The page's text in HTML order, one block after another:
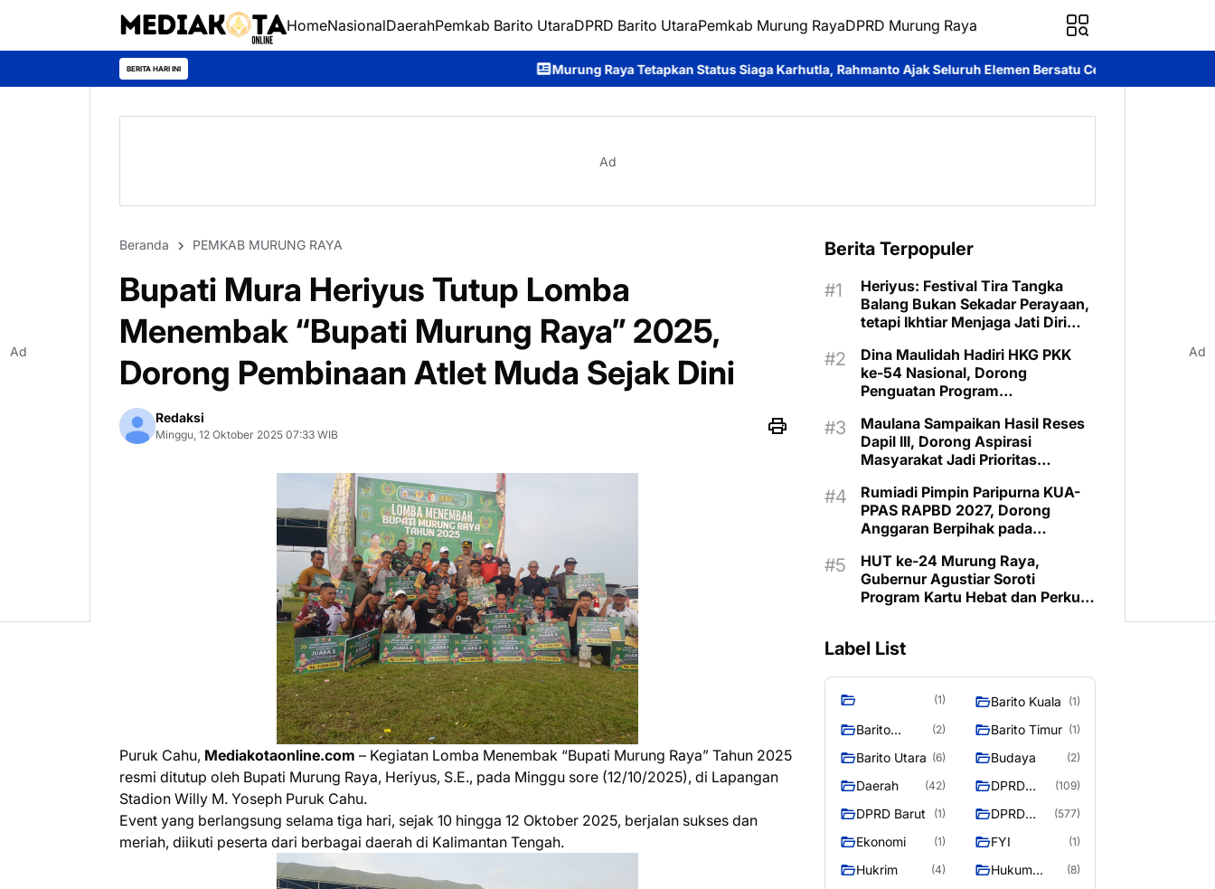
HomeNasionalDaerahPemkab Barito UtaraDPRD Barito UtaraPemkab Murung RayaDPRD Murung Raya
BERITA HARI INI Murung Raya Tetapkan Status Siaga Karhutla, Rahmanto Ajak Seluruh Elemen Bersatu Cegah Bencana Perkuat Sinergi dan
Ad
Beranda PEMKAB MURUNG RAYA
Bupati Mura Heriyus Tutup Lomba
Menembak “Bupati Murung Raya” 2025,
Dorong Pembinaan Atlet Muda Sejak Dini
Redaksi
Minggu, 12 Oktober 2025 07:33 WIB
Puruk Cahu, Mediakotaonline.com – Kegiatan Lomba Menembak “Bupati Murung Raya” Tahun 2025
resmi ditutup oleh Bupati Murung Raya, Heriyus, S.E., pada Minggu sore (12/10/2025), di Lapangan
Stadion Willy M. Yoseph Puruk Cahu.
Event yang berlangsung selama tiga hari, sejak 10 hingga 12 Oktober 2025, berjalan sukses dan
meriah, diikuti peserta dari berbagai daerah di Kalimantan Tengah.
Berita Terpopuler
Heriyus: Festival Tira Tangka
Balang Bukan Sekadar Perayaan,
tetapi Ikhtiar Menjaga Jati Diri
Dina Maulidah Hadiri HKG PKK
ke-54 Nasional, Dorong
Penguatan Program
Murung Raya
Maulana Sampaikan Hasil Reses
Dapil III, Dorong Aspirasi
Masyarakat Jadi Prioritas
Rumiadi Pimpin Paripurna KUA-
PPAS RAPBD 2027, Dorong
Anggaran Berpihak pada
HUT ke-24 Murung Raya,
Gubernur Agustiar Soroti
Program Kartu Hebat dan Perkuat
Label List
(1) Barito Kuala (1)
Barito
(2) Barito Timur (1)
Barito Utara (6) Budaya (2)
Daerah (42)
DPRD
Utara
(109)
DPRD Barut (1)
DPRD
RAYA
(577)
Ekonomi (1) FYI (1)
Hukrim (4)
Hukum
(8)
Ad Ad